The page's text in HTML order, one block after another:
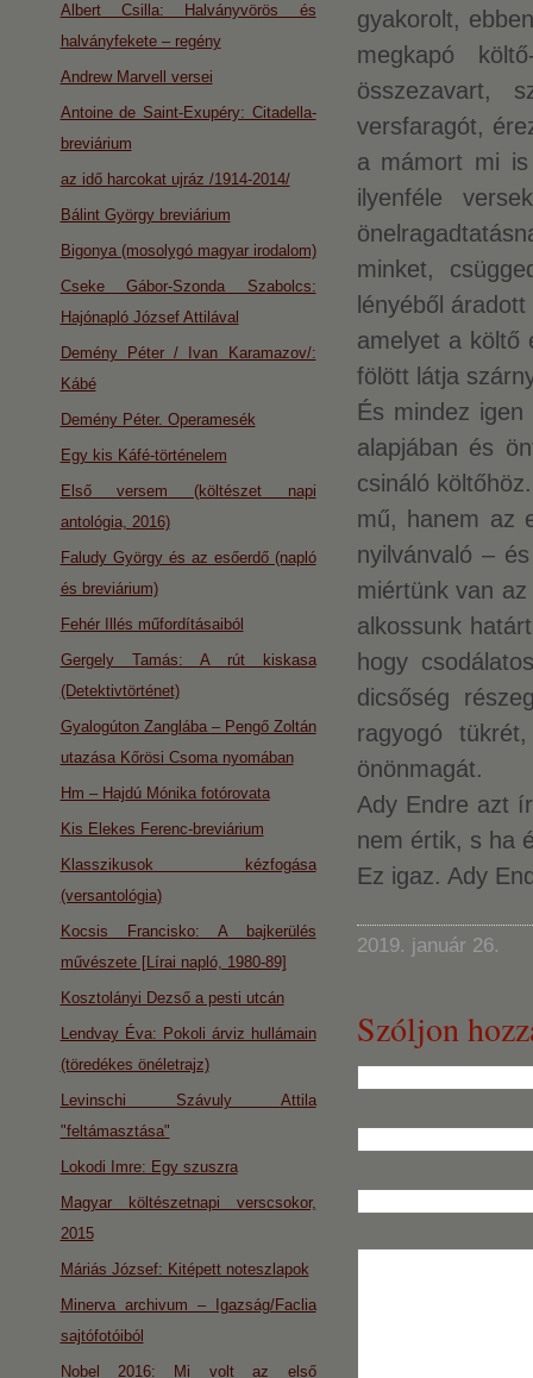
gyakorolt,
megkapó
összezavart,
versfaragót,
a mámort mi
ilyenféle
minket,
lényéből
amelyet a költő
fölött látja
És mindez
alapjában és
csináló
mű, hanem az
nyilvánvaló –
miértünk van
alkossunk
hogy
dicsőség
ragyogó
önönmagát.
Ady Endre azt
nem értik, s ha
Ez igaz. Ady
2019. január 26.
Szóljon
Albert Csilla: Halványvörös és
halványfekete – regény
Andrew Marvell versei
Antoine de Saint-Exupéry: Citadella-
breviárium
az idő harcokat ujráz /1914-2014/
Bálint György breviárium
Bigonya (mosolygó magyar irodalom)
Cseke Gábor-Szonda Szabolcs:
Hajónapló József Attilával
Demény Péter / Ivan Karamazov/:
Kábé
Demény Péter. Operamesék
Egy kis Káfé-történelem
Első versem (költészet napi
antológia, 2016)
Faludy György és az esőerdő (napló
és breviárium)
Fehér Illés műfordításaiból
Gergely Tamás: A rút kiskasa
(Detektivtörténet)
Gyalogúton Zanglába – Pengő Zoltán
utazása Kőrösi Csoma nyomában
Hm – Hajdú Mónika fotórovata
Kis Elekes Ferenc-breviárium
Klasszikusok kézfogása
(versantológia)
Kocsis Francisko: A bajkerülés
művészete [Lírai napló, 1980-89]
Kosztolányi Dezső a pesti utcán
Lendvay Éva: Pokoli árviz hullámain
(töredékes önéletrajz)
Levinschi Szávuly Attila
"feltámasztása"
Lokodi Imre: Egy szuszra
Magyar költészetnapi verscsokor,
2015
Máriás József: Kitépett noteszlapok
Minerva archivum – Igazság/Faclia
sajtófotóiból
Nobel 2016: Mi volt az első